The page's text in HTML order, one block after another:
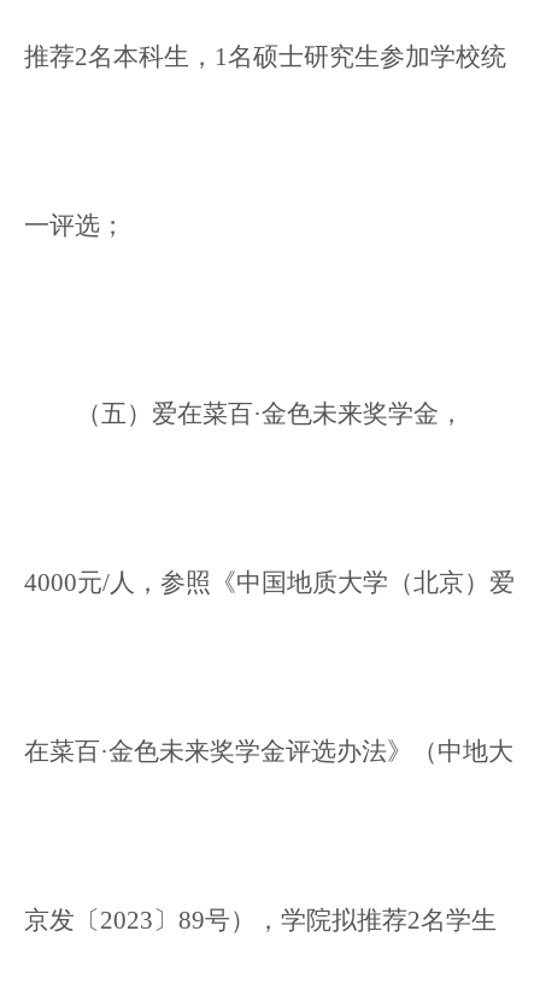
推荐2名本科生，1名硕士研究生参加学校统
一评选；
（五）爱在菜百·金色未来奖学金，
4000元/人，参照《中国地质大学（北京）爱
在菜百·金色未来奖学金评选办法》（中地大
京发〔2023〕89号），学院拟推荐2名学生